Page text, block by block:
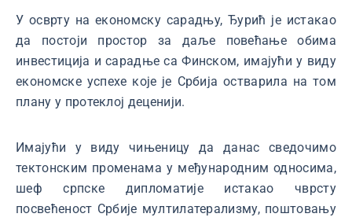
У осврту на економску сарадњу, Ђурић је истакао
да постоји простор за даље повећање обима
инвестиција и сарадње са Финском, имајући у виду
економске успехе које је Србија остварила на том
плану у протеклој деценији.
Имајући у виду чињеницу да данас сведочимо
тектонским променама у међународним односима,
шеф српске дипломатије истакао чврсту
посвећеност Србије мултилатерализму, поштовању